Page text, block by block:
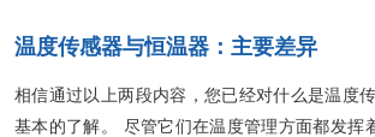
温度传感器与恒温器：主要差异
相信通过以上两段内容，您已经对什么是温度
基本的了解。 尽管它们在温度管理方面都发挥